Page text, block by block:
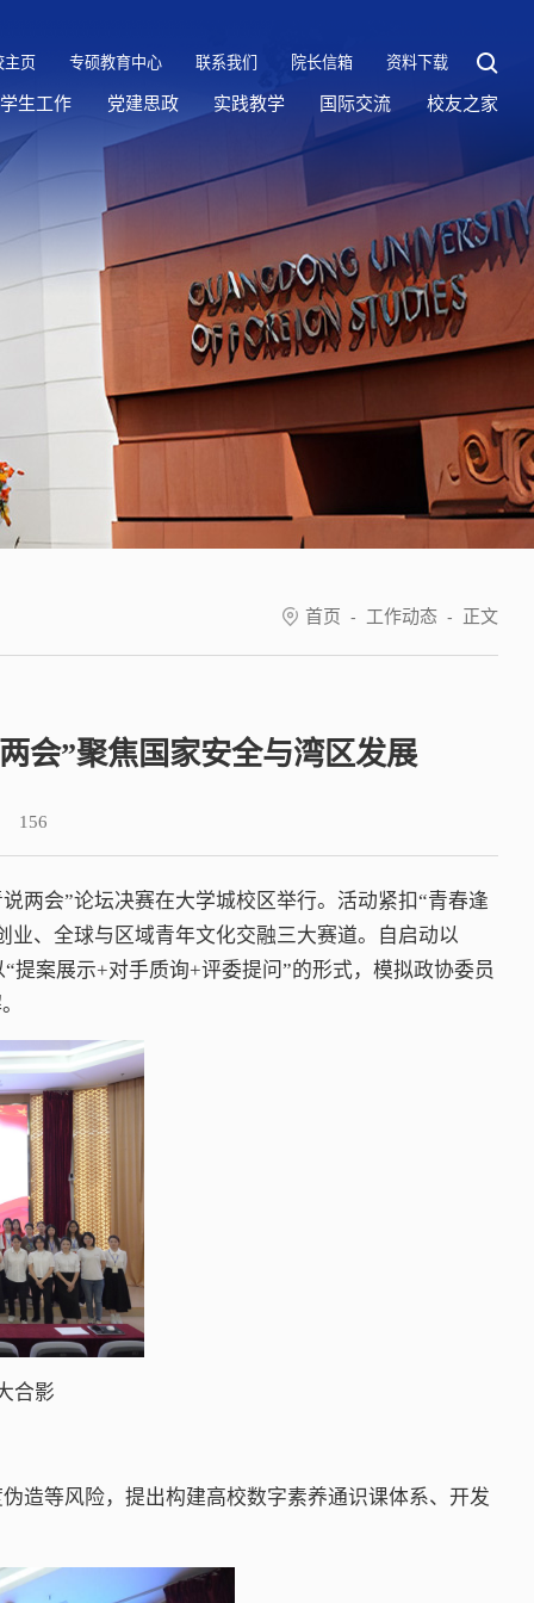
主页 专硕教育中心 联系我们 院长信箱 资料下载
学生工作 党建思政 实践教学 国际交流 校友之家
首页 - 工作动态 - 正文
会”聚焦国家安全与湾区发展
156
两会”论坛决赛在大学城校区举行。活动紧扣“青春逢
、全球与区域青年文化交融三大赛道。自启动以
案展示+对手质询+评委提问”的形式，模拟政协委员
合影
造等风险，提出构建高校数字素养通识课体系、开发